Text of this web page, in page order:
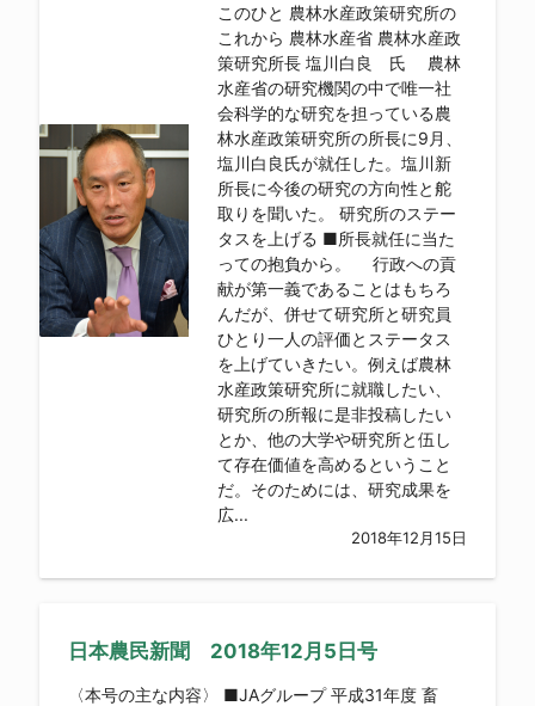
このひと 農林水産政策研究所の
これから 農林水産省 農林水産政
策研究所長 塩川白良 氏 農林
水産省の研究機関の中で唯一社
会科学的な研究を担っている農
林水産政策研究所の所長に9月、
塩川白良氏が就任した。塩川新
所長に今後の研究の方向性と舵
取りを聞いた。 研究所のステー
タスを上げる ■所長就任に当た
っての抱負から。 行政への貢
献が第一義であることはもちろ
んだが、併せて研究所と研究員
ひとり一人の評価とステータス
を上げていきたい。例えば農林
水産政策研究所に就職したい、
研究所の所報に是非投稿したい
とか、他の大学や研究所と伍し
て存在価値を高めるということ
だ。そのためには、研究成果を
広...
2018年12月15日
日本農民新聞 2018年12月5日号
〈本号の主な内容〉 ■JAグループ 平成31年度 畜